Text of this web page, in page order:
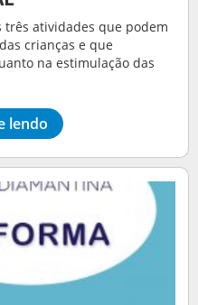
três atividades que podem
crianças e que
na estimulação das
lendo